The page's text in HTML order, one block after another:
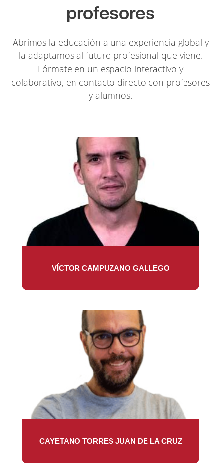
profesores
Abrimos la educación a una experiencia global y
la adaptamos al futuro profesional que viene.
Fórmate en un espacio interactivo y
colaborativo, en contacto directo con profesores
y alumnos.
VÍCTOR CAMPUZANO GALLEGO
CAYETANO TORRES JUAN DE LA CRUZ